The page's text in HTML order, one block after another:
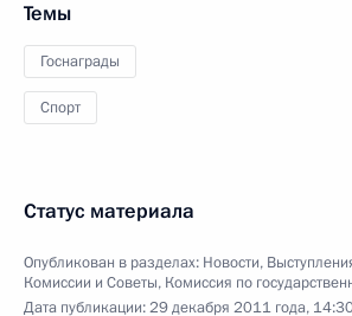
Темы
Госнаграды
Спорт
Статус материала
Опубликован в разделах: Новости,
Комиссии и Советы, Комиссия по
Дата публикации:29 декабря 2011 года,